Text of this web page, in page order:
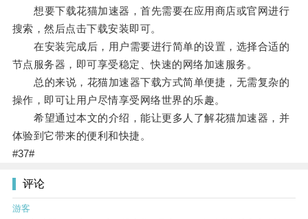
想要下载花猫加速器，首先需要在应用商店或官网进行
搜索，然后点击下载安装即可。
在安装完成后，用户需要进行简单的设置，选择合适的
节点服务器，即可享受稳定、快速的网络加速服务。
总的来说，花猫加速器下载方式简单便捷，无需复杂的
操作，即可让用户尽情享受网络世界的乐趣。
希望通过本文的介绍，能让更多人了解花猫加速器，并
体验到它带来的便利和快捷。
#37#
评论
游客